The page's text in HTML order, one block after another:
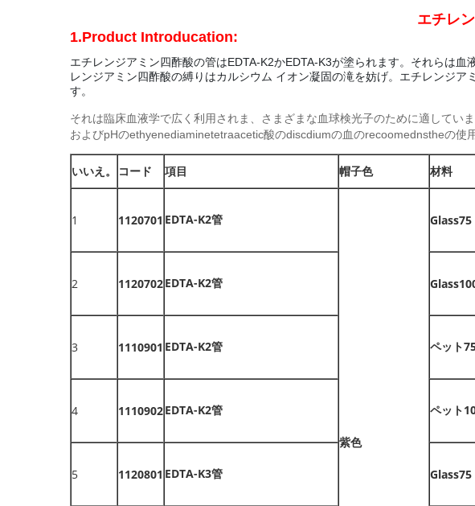
エチレ
1.Product Introducation:
エチレンジアミン四酢酸の管はEDTA-K2かEDTA-K3が塗られます。それらは
レンジアミン四酢酸の縛りはカルシウム イオン凝固の滝を妨げ。エチレンジ
す。
それは臨床血液学で広く利用されま、さまざまな血球検光子のために適して
およびpHのethyenediaminetetraacetic酸のdiscdiumの血のrecoomednstheの使
いいえ。 コード 項目 帽子色 材料
1 1120701 EDTA-K2管
紫色
Glass75
2 1120702EDTA-K2管
3 1110901 EDTA-K2管 ペット
4 1110902EDTA-K2管 ペット
5 1120801 EDTA-K3管 Glass75